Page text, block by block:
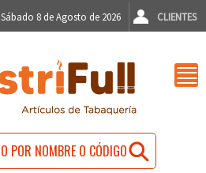
Sábado 8 de Agosto de 2026 CLIENTES